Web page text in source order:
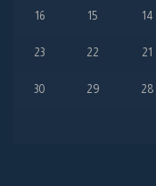
14
15
16
21
22
23
28
29
30